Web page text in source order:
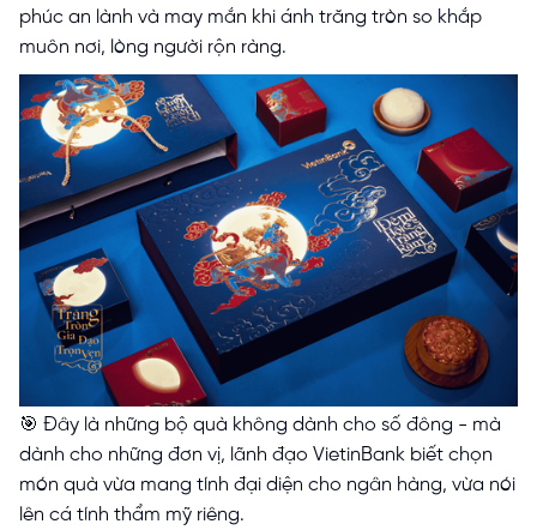
phúc an lành và may mắn khi ánh trăng tròn so khắp
muôn nơi, lòng người rộn ràng.
🎯 Đây là những bộ quà không dành cho số đông - mà
dành cho những đơn vị, lãnh đạo VietinBank biết chọn
món quà vừa mang tính đại diện cho ngân hàng, vừa nói
lên cá tính thẩm mỹ riêng.